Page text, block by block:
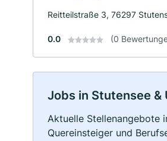
Reitteilstraße 3, 76297
0.0 (0
Jobs in Stutensee &
Aktuelle Stellenangebote
Quereinsteiger und